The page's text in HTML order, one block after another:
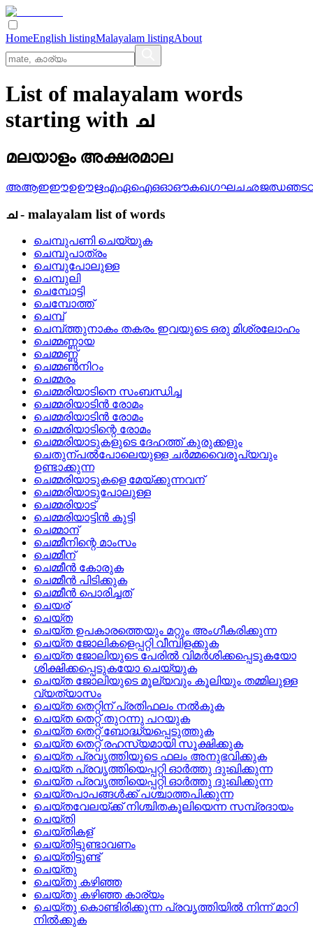
HomeEnglish listingMalayalam listingAbout
List of malayalam words
starting with ച
മലയാളം അക്ഷരമാല
അആഇഈഉഊഋഎഏഐഒഓഔകഖഗഘചഛജഝഞട
ച- malayalam list of words
ചെമ്പുപണി ചെയ്യുക
ചെമ്പുപാത്രം
ചെമ്പുപോലുള്ള
ചെമ്പുലി
ചെമ്പോട്ടി
ചെമ്പോത്ത്
ചെമ്പ്
ചെമ്പ്‌ത്തുനാകം തകരം ഇവയുടെ ഒരു മിശ്രലോഹം
ചെമ്മണ്ണായ
ചെമ്മണ്ണ്
ചെമ്മണ്‍നിറം
ചെമ്മരം
ചെമ്മരിയാടിനെ സംബന്ധിച്ച
ചെമ്മരിയാടിന്‍ രോമം
ചെമ്മരിയാടിന്‍ രോമം
ചെമ്മരിയാടിന്റെ രോമം
ചെമ്മരിയാടുകളുടെ ദേഹത്ത് കുരുക്കളും
ചെതുന്പല്‍പോലെയുള്ള ചര്‍മ്മവൈരൂപ്യവും
ഉണ്ടാക്കുന്ന
ചെമ്മരിയാടുകളെ മേയ്‌ക്കുന്നവന്
ചെമ്മരിയാടുപോലുള്ള
ചെമ്മരിയാട്
ചെമ്മരിയാട്ടിന്‍ കുട്ടി
ചെമ്മാന്
ചെമ്മീനിന്റെ മാംസം
ചെമ്മീന്
ചെമ്മീന്‍ കോരുക
ചെമ്മീന്‍ പിടിക്കുക
ചെമ്മീന്‍ പൊരിച്ചത്
ചെയര്
ചെയ്‌ത
ചെയ്‌ത ഉപകാരത്തെയും മറ്റും അംഗീകരിക്കുന്ന
ചെയ്‌ത ജോലികളെപ്പറ്റി വീമ്പിളക്കുക
ചെയ്‌ത ജോലിയുടെ പേരില്‍ വിമര്‍ശിക്കപ്പെടുകയോ
ശിക്ഷിക്കപ്പെടുകയോ ചെയ്യുക
ചെയ്‌ത ജോലിയുടെ മൂല്യവും കൂലിയും തമ്മിലുള്ള
വ്യത്യാസം
ചെയ്‌ത തെറ്റിന്‌ പ്രതിഫലം നല്‍കുക
ചെയ്‌ത തെറ്റ്‌ തുറന്നു പറയുക
ചെയ്‌ത തെറ്റ്‌ ബോദ്ധ്യപ്പെടുത്തുക
ചെയ്‌ത തെറ്റ്‌ രഹസ്യമായി സൂക്ഷിക്കുക
ചെയ്‌ത പ്രവൃത്തിയുടെ ഫലം അനുഭവിക്കുക
ചെയ്‌ത പ്രവൃത്തിയെപ്പറ്റി ഓര്‍ത്തു ദുഃഖിക്കുന്ന
ചെയ്ത പ്രവൃത്തിയെപ്പറ്റി ഓര്‍ത്തു ദുഃഖിക്കുന്ന
ചെയ്‌തപാപങ്ങള്‍ക്ക്‌ പശ്ചാത്തപിക്കുന്ന
ചെയ്‌തവേലയ്‌ക്ക്‌ നിശ്ചിതകൂലിയെന്ന സമ്പ്രദായം
ചെയ്തി
ചെയ്തികള്
ചെയ്‌തിട്ടുണ്ടാവണം
ചെയ്‌തിട്ടുണ്ട്
ചെയ്‌തു
ചെയ്തു കഴിഞ്ഞ
ചെയ്‌തു കഴിഞ്ഞ കാര്യം
ചെയ്തു കൊണ്ടിരിക്കുന്ന പ്രവൃത്തിയില്‍ നിന്ന് മാറി
നില്‍ക്കുക